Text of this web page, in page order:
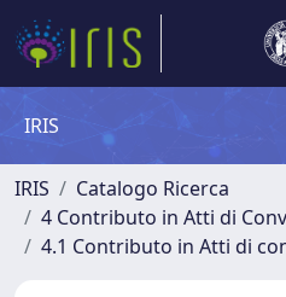
IRIS
IRIS
Catalogo Ricerca
4 Contributo in Atti di
4.1 Contributo in Atti di